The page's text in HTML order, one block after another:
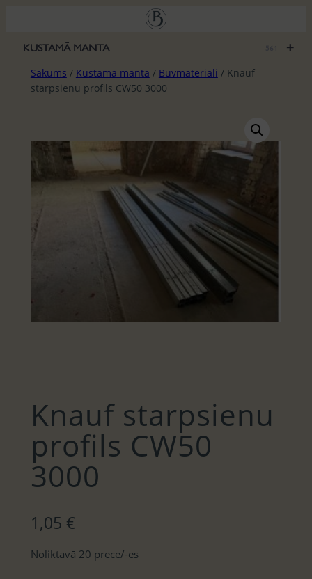
saturu
+
KUSTAMĀ MANTA
Sākums / Kustamā manta / Būvmateriāli / Knauf
starpsienu profils CW50 3000
Knauf starpsienu
profils CW50
3000
1,05 €
Noliktavā 20 prece/-es